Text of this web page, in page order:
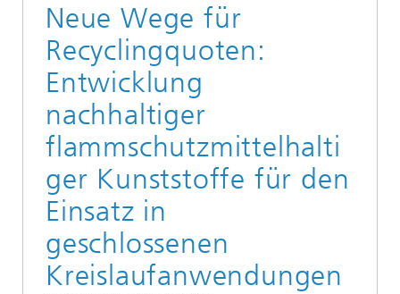
Neue Wege für
Recyclingquoten:
Entwicklung
nachhaltiger
flammschutzmittelhalti
ger Kunststoffe für den
Einsatz in
geschlossenen
Kreislaufanwendungen